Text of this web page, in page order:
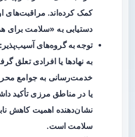
کمک کرده‌اند. مراقبت‌های
دستیابی به «سلامت برای
توجه به گروه‌های آسیب‌پذیر:
به نهادها یا افرادی تعلق
خدمت‌رسانی به جوامع
یا در مناطق مرزی تأکید
نشان‌دهنده اهمیت کاهش
سلامت است.